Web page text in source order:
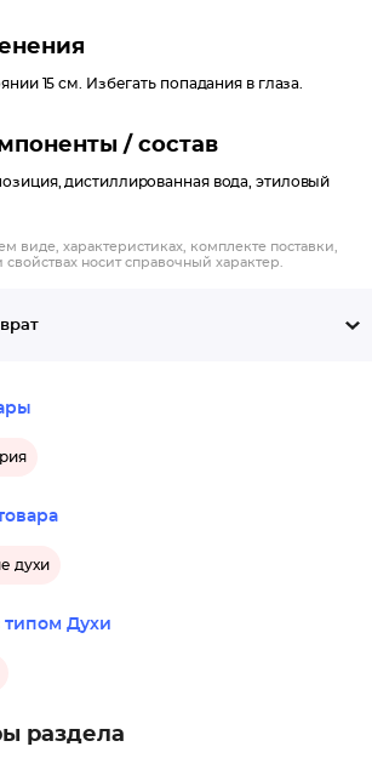
15 см. Избегать попадания в глаза.
/ состав
дистиллированная вода, этиловый
виде, характеристиках, комплекте поставки,
свойствах носит справочный характер.
духи
Духи
раздела